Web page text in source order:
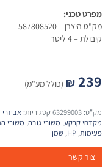
מפרט טכני:
מק"ט היצרן – 587808520
קיבולת – 4 ליטר
₪ 239 (כולל מע"מ)
מק"ט: 63299003קטגוריות:
מקדחי קרקע, משורי גובה, משורי
פעימות,
HP
, שמן
צור קשר